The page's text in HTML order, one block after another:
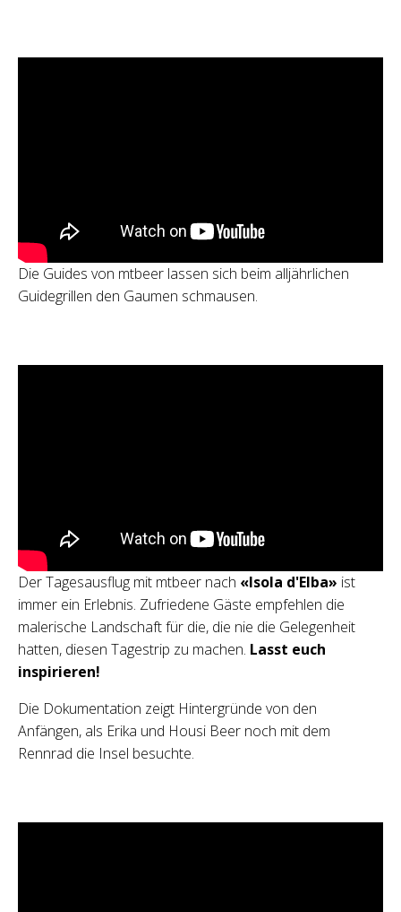
Die Guides von mtbeer lassen sich beim alljährlichen
Guidegrillen den Gaumen schmausen.
Der Tagesausflug mit mtbeer nach «Isola d'Elba» ist
immer ein Erlebnis. Zufriedene Gäste empfehlen die
malerische Landschaft für die, die nie die Gelegenheit
hatten, diesen Tagestrip zu machen. Lasst euch
inspirieren!
Die Dokumentation zeigt Hintergründe von den
Anfängen, als Erika und Housi Beer noch mit dem
Rennrad die Insel besuchte.